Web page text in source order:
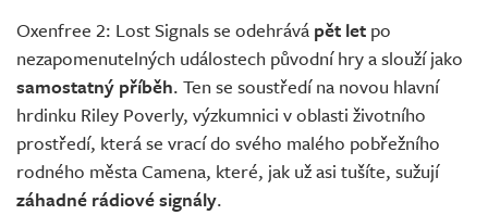
Oxenfree 2: Lost Signals se odehrává pět let po
nezapomenutelných událostech původní hry a slouží jako
samostatný příběh. Ten se soustředí na novou hlavní
hrdinku Riley Poverly, výzkumnici v oblasti životního
prostředí, která se vrací do svého malého pobřežního
rodného města Camena, které, jak už asi tušíte, sužují
záhadné rádiové signály.